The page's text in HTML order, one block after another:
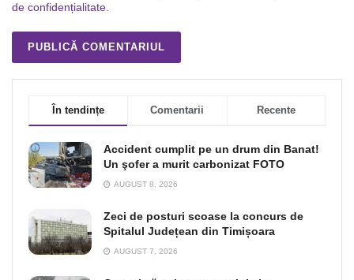
de confidențialitate.
În tendințe Comentarii Recente
Accident cumplit pe un drum din Banat!
Un şofer a murit carbonizat FOTO
AUGUST 8, 2026
Zeci de posturi scoase la concurs de
Spitalul Județean din Timișoara
AUGUST 7, 2026